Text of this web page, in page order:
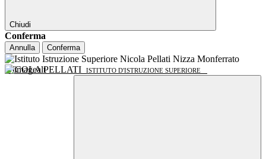
Chiudi
Conferma
Annulla Conferma
NICOLA PELLATI ISTITUTO D'ISTRUZIONE SUPERIORE